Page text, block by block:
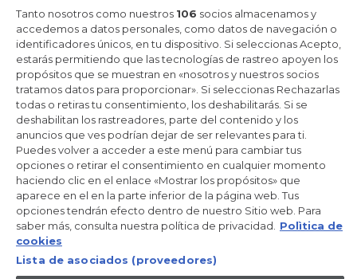
Regístrate ahora
Candy Hoover Group Srl –con accionista único, empresa que
gestiona y coordina la actividad de Candy S.p.A, con domicilio fiscal
en Via Comolli, 57 - 20861 Brugherio (MB) – Sede administrativa:
Via Privata Eden Fumagalli - 20861 Brugherio (MB). - Italia con
capital social de 30,000,000.00€ íntegramente desembolsado.
Registro Mercantil/ tributación de Monza y Brianza 04666310158 –
IVA núm. IT00786860965
ES / Español
Tanto nosotros como nuestros 106 socios almacenamos y
accedemos a datos personales, como datos de navegación o
identificadores únicos, en tu dispositivo. Si seleccionas Acepto,
estarás permitiendo que las tecnologías de rastreo apoyen los
propósitos que se muestran en «nosotros y nuestros socios
tratamos datos para proporcionar». Si seleccionas Rechazarlas
todas o retiras tu consentimiento, los deshabilitarás. Si se
deshabilitan los rastreadores, parte del contenido y los
anuncios que ves podrían dejar de ser relevantes para ti.
Puedes volver a acceder a este menú para cambiar tus
opciones o retirar el consentimiento en cualquier momento
haciendo clic en el enlace «Mostrar los propósitos» que
aparece en el en la parte inferior de la página web. Tus
opciones tendrán efecto dentro de nuestro Sitio web. Para
saber más, consulta nuestra política de privacidad.
Polìtica de
cookies
Lista de asociados (proveedores)